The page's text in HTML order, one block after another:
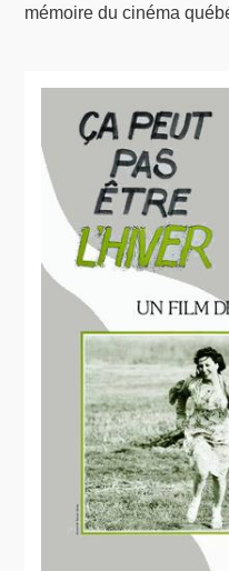
mémoire du cinéma